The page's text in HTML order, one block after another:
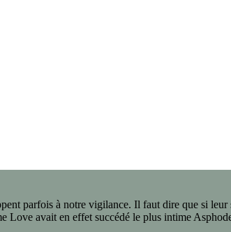
parfois à notre vigilance. Il faut dire que si
avait en effet succédé le plus intime